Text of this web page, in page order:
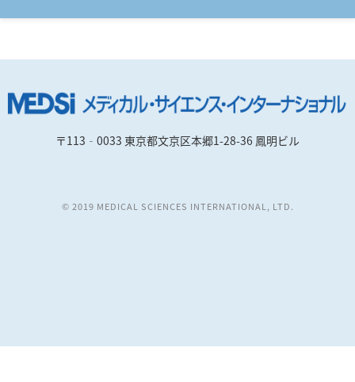
〒113‐0033 東京都文京区本郷1-28-36 鳳明ビル
© 2019 MEDICAL SCIENCES INTERNATIONAL, LTD.